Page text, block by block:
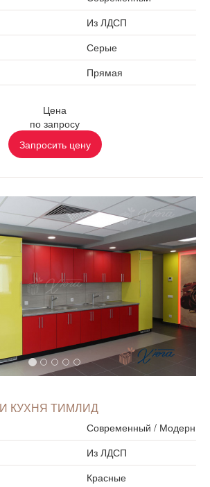
Из ЛДСП
Серые
Прямая
Цена
по запросу
Запросить цену
КУХНЯ ТИМЛИД
Современный / Модерн
Из ЛДСП
Красные